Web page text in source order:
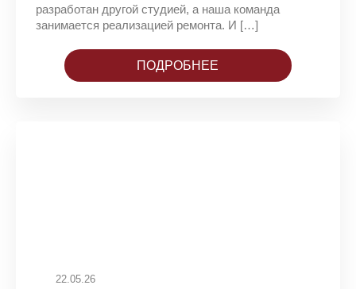
разработан другой студией, а наша команда
занимается реализацией ремонта. И […]
ПОДРОБНЕЕ
22.05.26